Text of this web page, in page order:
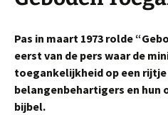
Pas in maart 1973 rolde
eerst van de pers waar de
toegankelijkheid op een
belangenbehartigers en hun
bijbel.